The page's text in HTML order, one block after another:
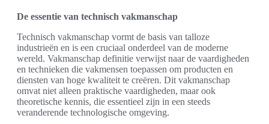
De essentie van technisch vakmanschap
Technisch vakmanschap vormt de basis van talloze
industrieën en is een cruciaal onderdeel van de moderne
wereld. Vakmanschap definitie verwijst naar de vaardigheden
en technieken die vakmensen toepassen om producten en
diensten van hoge kwaliteit te creëren. Dit vakmanschap
omvat niet alleen praktische vaardigheden, maar ook
theoretische kennis, die essentieel zijn in een steeds
veranderende technologische omgeving.